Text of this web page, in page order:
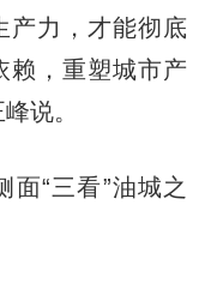
产力，才能彻底
赖，重塑城市产
说。
“三看”油城之